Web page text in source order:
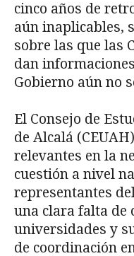
cinco años de
aún inaplicables,
sobre las que las
dan
Gobierno aún no
El Consejo de
de Alcalá
relevantes en la
cuestión a nivel
representantes
una clara falta de
universidades y
de coordinación